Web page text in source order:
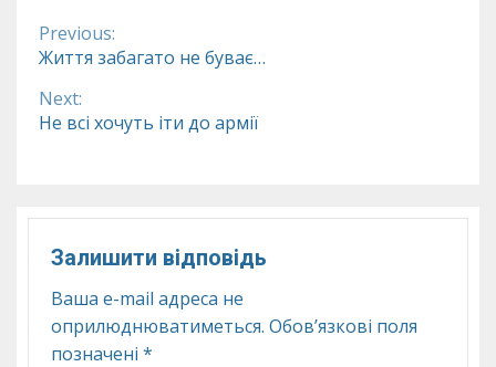
Continue
Reading
Previous:
Життя забагато не буває…
Next:
Не всі хочуть іти до армії
Залишити відповідь
Ваша e-mail адреса не
оприлюднюватиметься. Обов’язкові поля
позначені *